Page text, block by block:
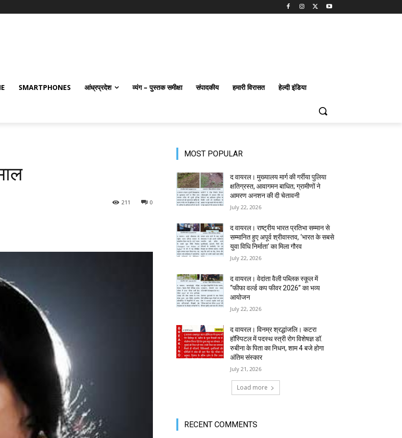
SMARTPHONES आंध्रप्रदेश व्यंग – पुस्तक समीक्षा संपादकीय हमारी विरासत हेल्दी इंडिया
0
211
MOST POPULAR
द वायरल। मुख्यालय मार्ग की गर्रीया पुलिया
क्षतिग्रस्त, आवागमन बाधित; ग्रामीणों ने
आमरण अनशन की दी चेतावनी
July 22, 2026
द वायरल। राष्ट्रीय भारत प्रतिभा सम्मान से
सम्मानित हुए अपूर्व श्रीवास्तव, ‘भारत के सबसे
युवा विधि निर्माता’ का मिला गौरव
July 22, 2026
द वायरल। वेदांता वैली पब्लिक स्कूल में
“फीफा वर्ल्ड कप फीवर 2026” का भव्य
आयोजन
July 22, 2026
द वायरल। विनम्र श्रद्धांजलि। कटरा
हॉस्पिटल में पदस्थ स्त्री रोग विशेषज्ञ डॉ.
रुबीना के पिता का निधन, शाम 4 बजे होगा
अंतिम संस्कार
July 21, 2026
Load more
RECENT COMMENTS